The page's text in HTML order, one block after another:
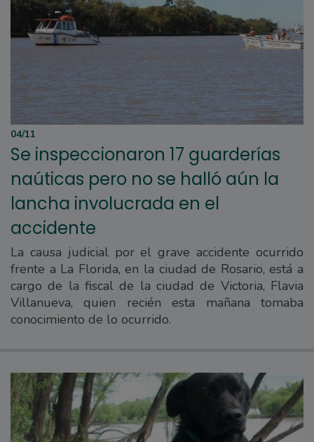
04/11
Se inspeccionaron 17 guarderías
naúticas pero no se halló aún la
lancha involucrada en el
accidente
La causa judicial por el grave accidente ocurrido
frente a La Florida, en la ciudad de Rosario, está a
cargo de la fiscal de la ciudad de Victoria, Flavia
Villanueva, quien recién esta mañana tomaba
conocimiento de lo ocurrido.